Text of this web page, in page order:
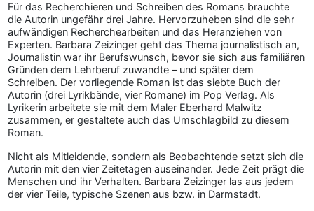
Für das Recherchieren und Schreiben des Romans brauchte
die Autorin ungefähr drei Jahre. Hervorzuheben sind die sehr
aufwändigen Recherchearbeiten und das Heranziehen von
Experten. Barbara Zeizinger geht das Thema journalistisch an,
Journalistin war ihr Berufswunsch, bevor sie sich aus familiären
Gründen dem Lehrberuf zuwandte – und später dem
Schreiben. Der vorliegende Roman ist das siebte Buch der
Autorin (drei Lyrikbände, vier Romane) im Pop Verlag. Als
Lyrikerin arbeitete sie mit dem Maler Eberhard Malwitz
zusammen, er gestaltete auch das Umschlagbild zu diesem
Roman.
Nicht als Mitleidende, sondern als Beobachtende setzt sich die
Autorin mit den vier Zeitetagen auseinander. Jede Zeit prägt die
Menschen und ihr Verhalten. Barbara Zeizinger las aus jedem
der vier Teile, typische Szenen aus bzw. in Darmstadt.